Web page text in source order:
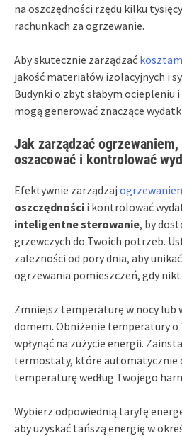
na oszczędności rzędu kilku
rachunkach za ogrzewanie.
Aby skutecznie zarządzać
jakość materiałów izolacyjnych i
Budynki o zbyt słabym ociepleniu
mogą generować znaczące
Jak zarządzać
oszacować i kontrolować
Efektywnie zarządzaj
oszczędności i kontrolować
inteligentne sterowanie, by
grzewczych do Twoich potrzeb.
zależności od pory dnia, aby
ogrzewania pomieszczeń, gdy
Zmniejsz temperaturę w nocy lub
domem. Obniżenie temperatury o
wpłynąć na zużycie energii.
termostaty, które automatycznie
temperaturę według Twojego
Wybierz odpowiednią taryfę
aby uzyskać tańszą energię w